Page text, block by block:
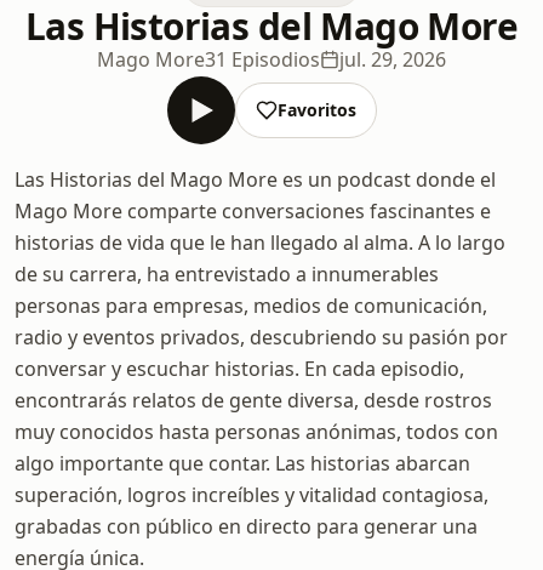
Las Historias del Mago More
Mago More31 Episodios jul. 29, 2026
Favoritos
Las Historias del Mago More es un podcast donde el
Mago More comparte conversaciones fascinantes e
historias de vida que le han llegado al alma. A lo largo
de su carrera, ha entrevistado a innumerables
personas para empresas, medios de comunicación,
radio y eventos privados, descubriendo su pasión por
conversar y escuchar historias. En cada episodio,
encontrarás relatos de gente diversa, desde rostros
muy conocidos hasta personas anónimas, todos con
algo importante que contar. Las historias abarcan
superación, logros increíbles y vitalidad contagiosa,
grabadas con público en directo para generar una
energía única.